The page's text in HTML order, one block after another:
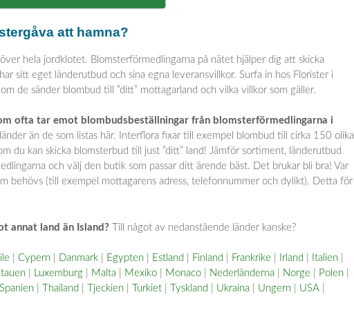
att hamna?
hela jordklotet. Blomsterförmedlingarna på nätet hjälper dig att skicka
sitt eget länderutbud och sina egna leveransvillkor. Surfa in hos Florister i
de sänder blombud till ”ditt” mottagarland och vilka villkor som gäller.
ofta tar emot blombudsbeställningar från blomsterförmedlingarna i
än de som listas här. Interflora fixar till exempel blombud till cirka 150 olika
du kan skicka blomsterbud till just ”ditt” land! Jämför sortiment, länderutbud
och välj den butik som passar ditt ärende bäst. Det brukar bli bra! Var
behövs (till exempel mottagarens adress, telefonnummer och dylikt). Detta för
annat land än Island? Till något av nedanstående länder kanske?
Cypern Danmark Egypten Estland Finland Frankrike Irland Italien
Luxemburg Malta Mexiko Monaco Nederländerna Norge Polen
Spanien Thailand Tjeckien Turkiet Tyskland Ukraina Ungern USA